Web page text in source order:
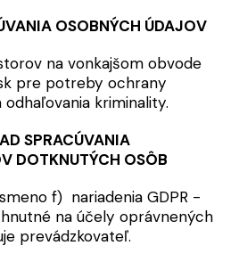
OSOBNÝCH ÚDAJOV
na vonkajšom obvode
pre potreby ochrany
kriminality.
SPRACÚVANIA
DOTKNUTÝCH OSÔB
f) nariadenia GDPR -
na účely oprávnených
prevádzkovateľ.